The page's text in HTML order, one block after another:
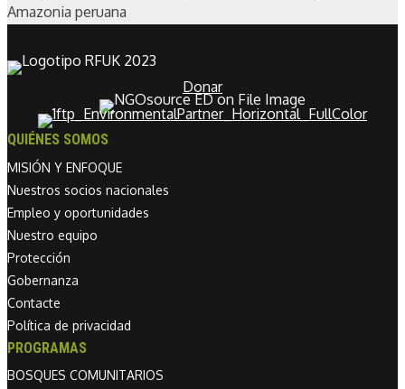
Amazonia peruana
Donar
QUIÉNES SOMOS
MISIÓN Y ENFOQUE
Nuestros socios nacionales
Empleo y oportunidades
Nuestro equipo
Protección
Gobernanza
Contacte
Política de privacidad
PROGRAMAS
BOSQUES COMUNITARIOS